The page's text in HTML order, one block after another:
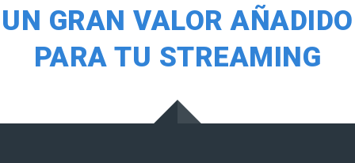
UN GRAN VALOR AÑADIDO
PARA TU STREAMING